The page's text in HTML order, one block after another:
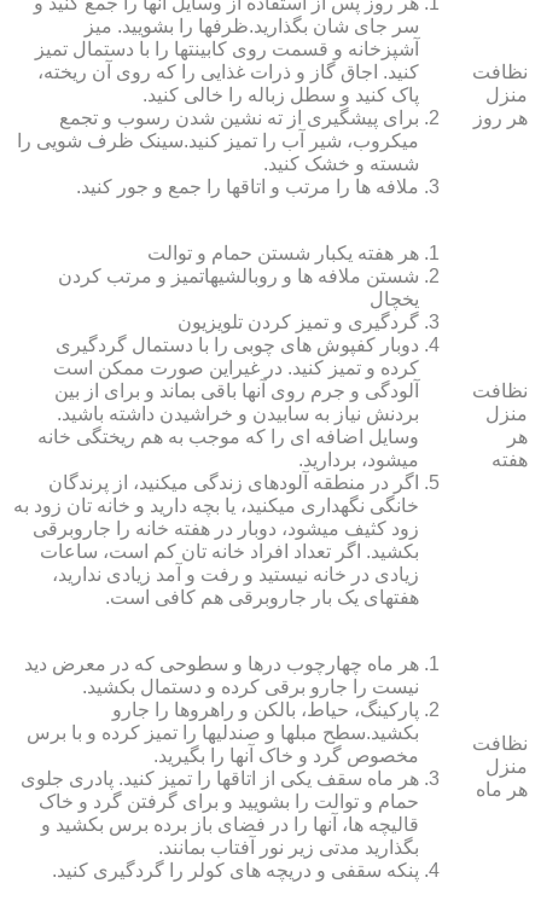
نظافت
منزل
هر روز
سر جای شان بگذارید.ظرف‏ها را بشویید. میز
آشپزخانه و قسمت روی کابینت‏ها را با دستمال تمیز
کنید. اجاق گاز و ذرات غذایی را که روی آن ریخته،
پاک کنید و سطل زباله را خالی کنید.
برای پیشگیری از ته نشین شدن رسوب و تجمع
میکروب، شیر آب را تمیز کنید.سینک ظرف شویی را
شسته و خشک کنید.
ملافه‏ ها را مرتب و اتاق‏ها را جمع و جور کنید.
نظافت
منزل
هر
هفته
هر هفته یکبار شستن حمام و توالت
شستن ملافه‏ ها و روبالشی‎هاتمیز و مرتب کردن
یخچال
گردگیری و تمیز کردن تلویزیون
دوبار کفپوش‏ های چوبی را با دستمال گردگیری
کرده و تمیز کنید. در غیراین صورت ممکن است
آلودگی و جرم روی آنها باقی بماند و برای از بین
بردنش نیاز به سابیدن و خراشیدن داشته باشید.
وسایل اضافه ای را که موجب به هم ریختگی خانه
می‏شود، بردارید.
اگر در منطقه آلوده‏ای زندگی می‏کنید، از پرندگان
خانگی نگهداری می‏کنید، یا بچه دارید و خانه‏ تان زود به
زود کثیف می‏شود، دوبار در هفته خانه را جاروبرقی
بکشید. اگر تعداد افراد خانه ‏تان کم است، ساعات
زیادی در خانه نیستید و رفت و آمد زیادی ندارید،
هفته‏ای یک بار جاروبرقی هم کافی است.
نظافت
منزل
هر ماه
هر ماه چهارچوب درها و سطوحی که در معرض دید
نیست را جارو برقی کرده و دستمال بکشید.
پارکینگ، حیاط، بالکن و راهروها را جارو
بکشید.سطح مبل‏ها و صندلی‏ها را تمیز کرده و با برس
مخصوص گرد و خاک آنها را بگیرید.
هر ماه سقف یکی از اتاق‏ها را تمیز کنید. پادری جلوی
حمام و توالت را بشویید و برای گرفتن گرد و خاک
قالیچه‏ ها، آنها را در فضای باز برده برس بکشید و
بگذارید مدتی زیر نور آفتاب بمانند.
پنکه سقفی و دریچه‏ های کولر را گردگیری کنید.